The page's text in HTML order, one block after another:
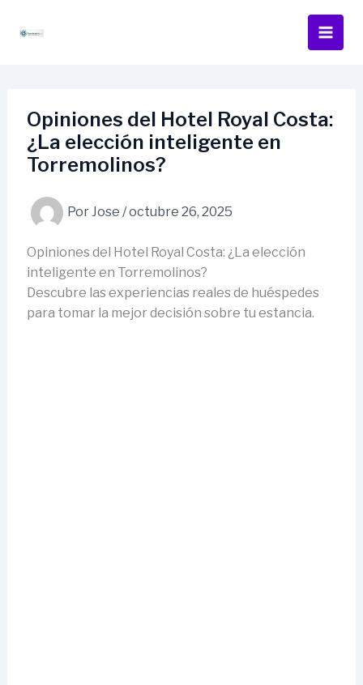
Opiniones del Hotel Royal Costa:
¿La elección inteligente en
Torremolinos?
PorJose /octubre 26, 2025
Opiniones del Hotel Royal Costa: ¿La elección
inteligente en Torremolinos?
Descubre las experiencias reales de huéspedes
para tomar la mejor decisión sobre tu estancia.